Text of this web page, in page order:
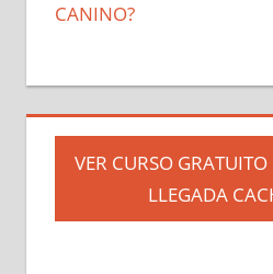
CANINO?
VER CURSO
LLEGADA